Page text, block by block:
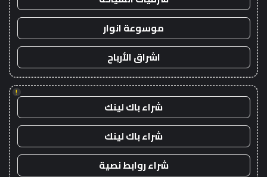
موسوعة انوار
اشراق الأرباح
!
شراء باك لينك
شراء باك لينك
شراء روابط نصية